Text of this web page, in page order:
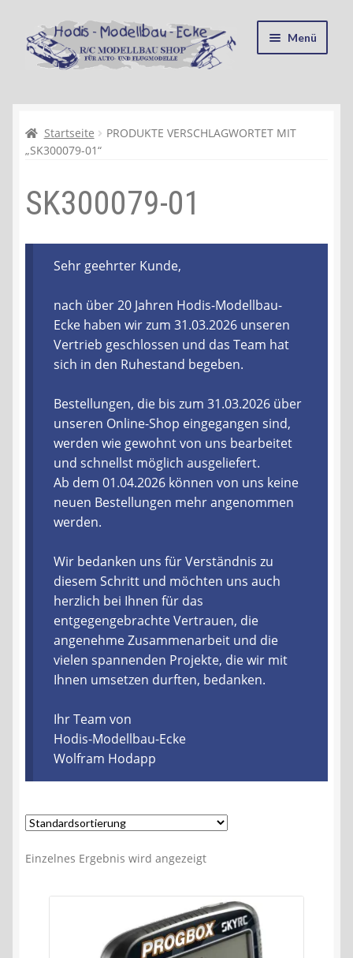
Zur
Navigation
springen
Zum
Inhalt
springen
Menü
Kasse
Recycling, Entsorgung und Umwelt
Shop
Warenkorb
Ablauf einer Bestellung
Zahlungsarten
Lieferzeit & Verfügbarkeit
Gutschein
Batterien- und Akku Verordnung
Elektro- und Elektronikgeräte Verordnung
Öle- und Schmierstoff Verordnung
Vereine & Foren
Kontakt
Startseite
PRODUKTE VERSCHLAGWORTET MIT
„SK300079-01“
SK300079-01
Sehr geehrter Kunde,
nach über 20 Jahren Hodis-Modellbau-
Ecke haben wir zum 31.03.2026 unseren
Vertrieb geschlossen und das Team hat
sich in den Ruhestand begeben.
Bestellungen, die bis zum 31.03.2026 über
unseren Online-Shop eingegangen sind,
werden wie gewohnt von uns bearbeitet
und schnellst möglich ausgeliefert.
Ab dem 01.04.2026 können von uns keine
neuen Bestellungen mehr angenommen
werden.
Wir bedanken uns für Verständnis zu
diesem Schritt und möchten uns auch
herzlich bei Ihnen für das
entgegengebrachte Vertrauen, die
angenehme Zusammenarbeit und die
vielen spannenden Projekte, die wir mit
Ihnen umsetzen durften, bedanken.
Ihr Team von
Hodis-Modellbau-Ecke
Wolfram Hodapp
Einzelnes Ergebnis wird angezeigt